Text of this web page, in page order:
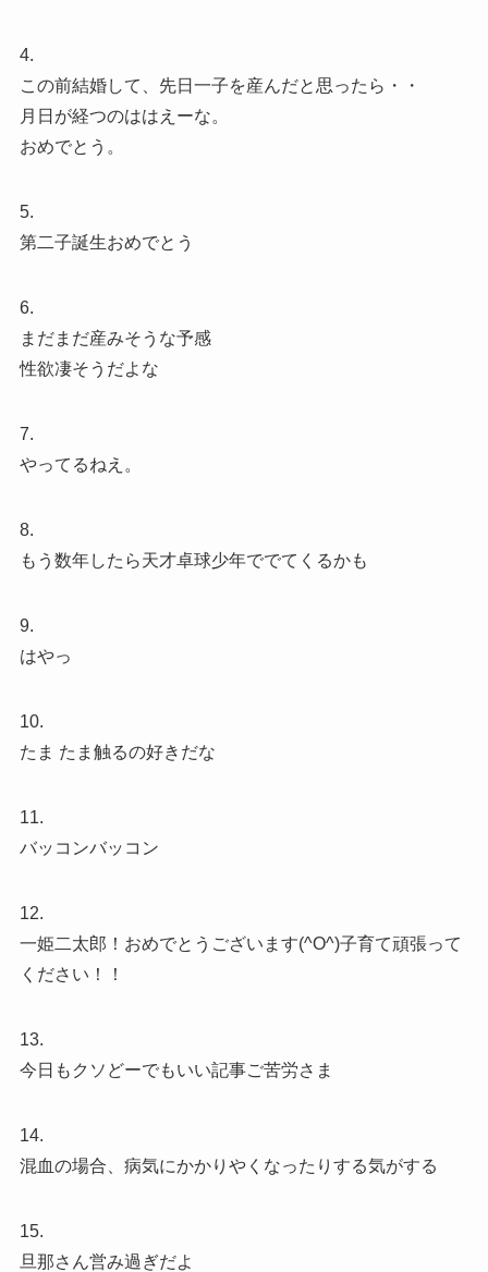
4.
この前結婚して、先日一子を産んだと思ったら・・
月日が経つのははえーな。
おめでとう。
5.
第二子誕生おめでとう
6.
まだまだ産みそうな予感
性欲凄そうだよな
7.
やってるねえ。
8.
もう数年したら天才卓球少年ででてくるかも
9.
はやっ
10.
たま たま触るの好きだな
11.
バッコンバッコン
12.
一姫二太郎！おめでとうございます(^O^)子育て頑張って
ください！！
13.
今日もクソどーでもいい記事ご苦労さま
14.
混血の場合、病気にかかりやくなったりする気がする
15.
旦那さん営み過ぎだよ